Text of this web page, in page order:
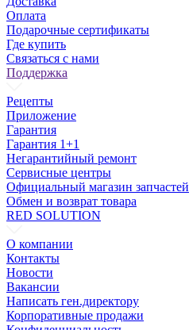
Оплата
Подарочные сертификаты
Где купить
Связаться с нами
Поддержка
Рецепты
Приложение
Гарантия
Гарантия 1+1
Негарантийный ремонт
Сервисные центры
Официальный магазин запчастей
Обмен и возврат товара
RED SOLUTION
О компании
Контакты
Новости
Вакансии
Написать ген.директору
Корпоративные продажи